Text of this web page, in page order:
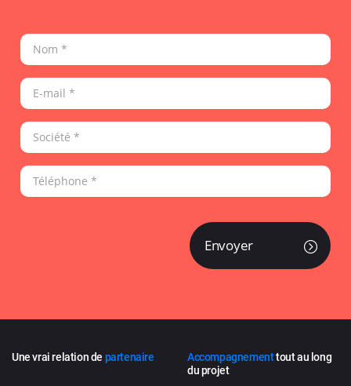
Envoyer
Une vrai relation de partenaire Accompagnementtout au long
du projet